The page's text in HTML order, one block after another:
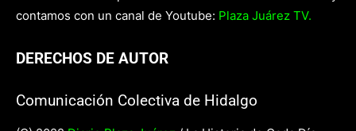
contamos con un canal de Youtube: Plaza Juárez TV.
DERECHOS DE AUTOR
Comunicación Colectiva de Hidalgo